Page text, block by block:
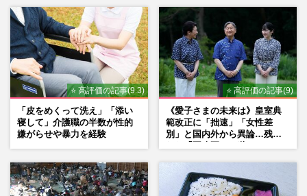
⭐ 高評価の記事(9.3)
「皮をめくって洗え」「添い
寝して」介護職の半数が性的
嫌がらせや暴力を経験
⭐ 高評価の記事(9)
《愛子さまの未来は》皇室典
範改正に「拙速」「女性差
別」と国内外から異論…残さ